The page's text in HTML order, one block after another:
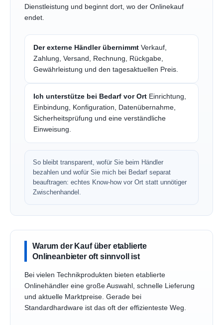
Dienstleistung und beginnt dort, wo der Onlinekauf
endet.
Der externe Händler übernimmt Verkauf,
Zahlung, Versand, Rechnung, Rückgabe,
Gewährleistung und den tagesaktuellen Preis.
Ich unterstütze bei Bedarf vor Ort Einrichtung,
Einbindung, Konfiguration, Datenübernahme,
Sicherheitsprüfung und eine verständliche
Einweisung.
So bleibt transparent, wofür Sie beim Händler
bezahlen und wofür Sie mich bei Bedarf separat
beauftragen: echtes Know-how vor Ort statt unnötiger
Zwischenhandel.
Warum der Kauf über etablierte
Onlineanbieter oft sinnvoll ist
Bei vielen Technikprodukten bieten etablierte
Onlinehändler eine große Auswahl, schnelle Lieferung
und aktuelle Marktpreise. Gerade bei
Standardhardware ist das oft der effizienteste Weg.